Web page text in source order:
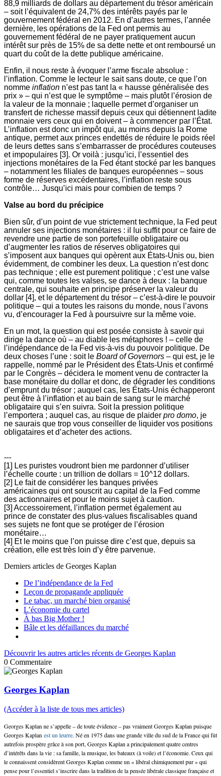
88,9 milliards de dollars au département du trésor américain
– soit l’équivalent de 24,7% des intérêts payés par le
gouvernement fédéral en 2012. En d’autres termes, l’année
dernière, les opérations de la Fed ont permis au
gouvernement fédéral de ne payer pratiquement aucun
intérêt sur près de 15% de sa dette nette et ont remboursé un
quart du coût de la dette publique américaine.
Enfin, il nous reste à évoquer l’arme fiscale absolue :
l’inflation. Comme le lecteur le sait sans doute, ce que l’on
nomme inflation n’est pas tant la « hausse généralisée des
prix » – qui n’est que le symptôme – mais plutôt l’érosion de
la valeur de la monnaie ; laquelle permet d’organiser un
transfert de richesse massif depuis ceux qui détiennent ladite
monnaie vers ceux qui en doivent – à commencer par l’État.
L’inflation est donc un impôt qui, au moins depuis la Rome
antique, permet aux princes endettés de réduire le poids réel
de leurs dettes sans s’embarrasser de procédures couteuses
et impopulaires [3]. Or voilà : jusqu’ici, l’essentiel des
injections monétaires de la Fed étant stocké par les banques
– notamment les filiales de banques européennes – sous
forme de réserves excédentaires, l’inflation reste sous
contrôle… Jusqu’ici mais pour combien de temps ?
Valse au bord du précipice
Bien sûr, d’un point de vue strictement technique, la Fed peut
annuler ses injections monétaires : il lui suffit pour ce faire de
revendre une partie de son portefeuille obligataire ou
d’augmenter les ratios de réserves obligatoires qui
s’imposent aux banques qui opèrent aux États-Unis ou, bien
évidemment, de combiner les deux. La question n’est donc
pas technique ; elle est purement politique ; c’est une valse
qui, comme toutes les valses, se dance à deux : la banque
centrale, qui souhaite en principe préserver la valeur du
dollar [4], et le département du trésor – c’est-à-dire le pouvoir
politique – qui a toutes les raisons du monde, nous l’avons
vu, d’encourager la Fed à poursuivre sur la même voie.
En un mot, la question qui est posée consiste à savoir qui
dirige la dance où – au diable les métaphores ! – celle de
l’indépendance de la Fed vis-à-vis du pouvoir politique. De
deux choses l’une : soit le Board of Governors – qui est, je le
rappelle, nommé par le Président des États-Unis et confirmé
par le Congrès – décidera le moment venu de contracter la
base monétaire du dollar et donc, de dégrader les conditions
d’emprunt du trésor ; auquel cas, les États-Unis échapperont
peut être à l’inflation et au bain de sang sur le marché
obligataire qui s’en suivra. Soit la pression politique
l’emportera ; auquel cas, au risque de plaider pro domo, je
ne saurais que trop vous conseiller de liquider vos positions
obligataires et d’acheter des actions.
---
[1] Les puristes voudront bien me pardonner d’utiliser
l’échelle courte : un trillion de dollars = 10^12 dollars.
[2] Le fait de considérer les banques privées
américaines qui ont souscrit au capital de la Fed comme
des actionnaires et pour le moins sujet à caution.
[3] Accessoirement, l’inflation permet également au
prince de constater des plus-values fiscalisables quand
ses sujets ne font que se protéger de l’érosion
monétaire…
[4] Et le moins que l’on puisse dire c’est que, depuis sa
création, elle est très loin d’y être parvenue.
Derniers articles de Georges Kaplan
De l’indépendance de la Fed
Leçon de propagande appliquée
Le tabac, un marché bien organisé
L’économie du cartel
À bas Big Mother !
Bâle et les défaillances du marché
Découvrir les autres articles récents de Georges Kaplan
0 Commentaire
Georges Kaplan
(Accéder à la liste de tous mes articles)
Georges Kaplan ne s’appelle – de toute évidence – pas vraiment Georges Kaplan puisque
Georges Kaplan est un leurre. Né en 1975 dans une grande ville du sud de la France qui fût
autrefois prospère grâce à son port, Georges Kaplan a principalement quatre centres
d’intérêts dans la vie : sa famille, la musique, les bateaux (à voile) et l’économie. Ceux qui
le connaissent considèrent Georges Kaplan comme un « libéral chimiquement pur » qui
pense pour l’essentiel s’inscrire dans la tradition de la pensée libérale classique française et